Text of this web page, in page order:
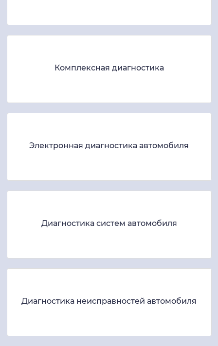
Комплексная диагностика
Электронная диагностика автомобиля
Диагностика систем автомобиля
Диагностика неисправностей автомобиля